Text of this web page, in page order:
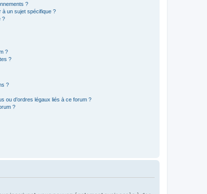
?
à un sujet spécifique ?
?
?
?
?
ou d’ordres légaux liés à ce forum ?
?